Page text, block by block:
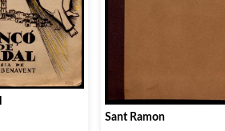
Sant Ramon